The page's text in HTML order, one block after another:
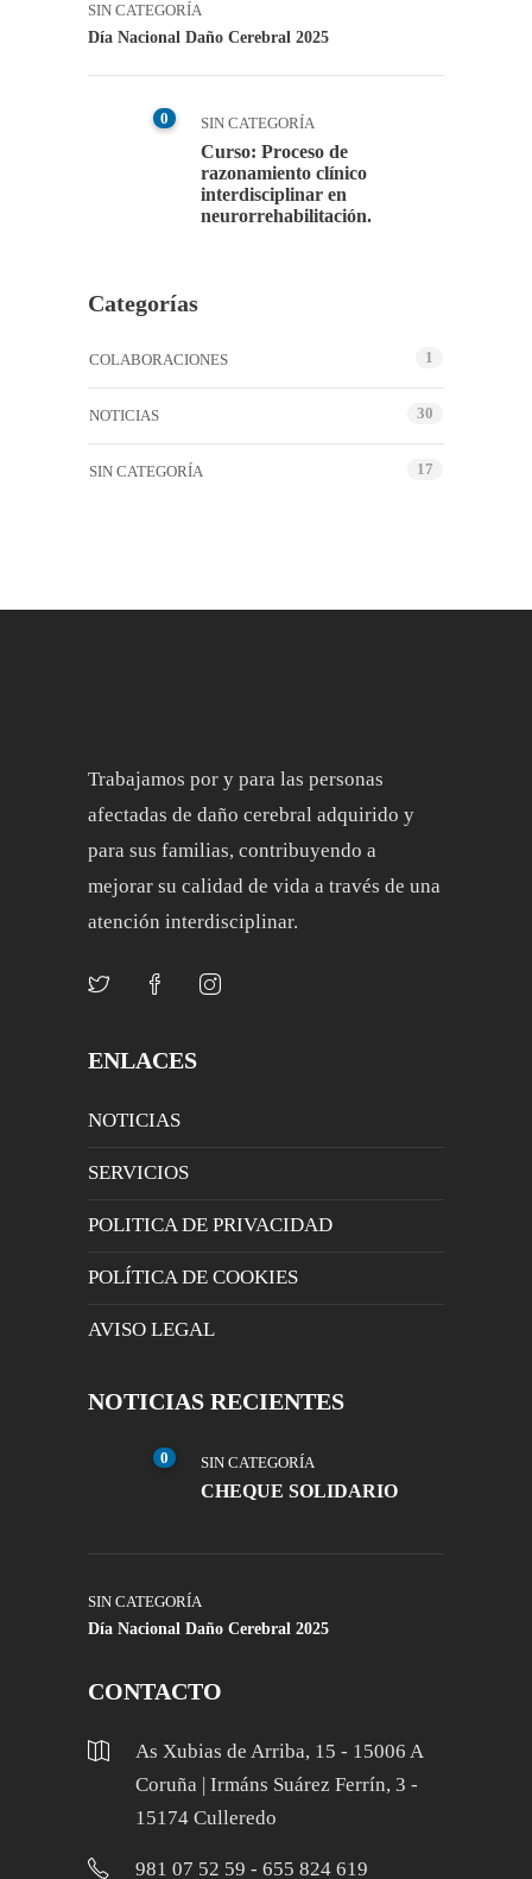
SIN CATEGORÍA
Día Nacional Daño Cerebral 2025
0 SIN CATEGORÍA
Curso: Proceso de
razonamiento clínico
interdisciplinar en
neurorrehabilitación.
Categorías
COLABORACIONES 1
NOTICIAS 30
SIN CATEGORÍA 17
Trabajamos por y para las personas
afectadas de daño cerebral adquirido y
para sus familias, contribuyendo a
mejorar su calidad de vida a través de una
atención interdisciplinar.
ENLACES
NOTICIAS
SERVICIOS
POLITICA DE PRIVACIDAD
POLÍTICA DE COOKIES
AVISO LEGAL
NOTICIAS RECIENTES
0 SIN CATEGORÍA
CHEQUE SOLIDARIO
SIN CATEGORÍA
Día Nacional Daño Cerebral 2025
CONTACTO
As Xubias de Arriba, 15 - 15006 A
Coruña | Irmáns Suárez Ferrín, 3 -
15174 Culleredo
981 07 52 59 - 655 824 619